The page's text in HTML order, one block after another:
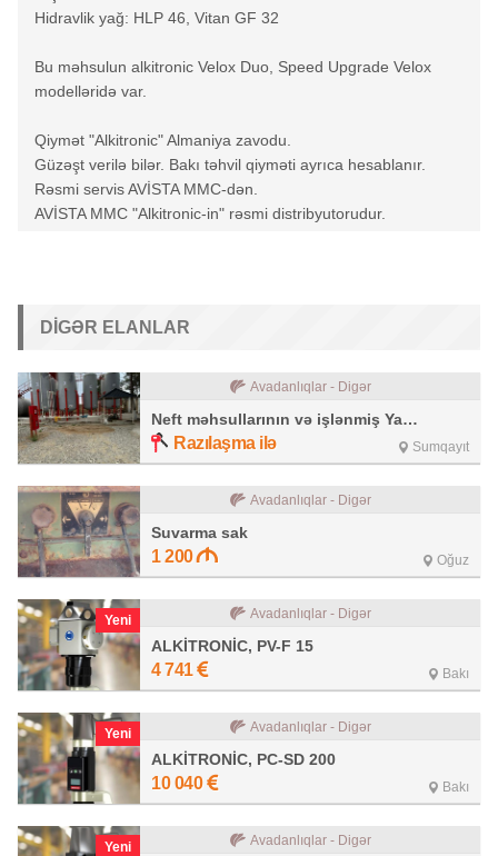
Hidravlik yağ: HLP 46, Vitan GF 32
Bu məhsulun alkitronic Velox Duo, Speed Upgrade Velox
modelləridə var.
Qiymət "Alkitronic" Almaniya zavodu.
Güzəşt verilə bilər. Bakı təhvil qiyməti ayrıca hesablanır.
Rəsmi servis AVİSTA MMC-dən.
AVİSTA MMC "Alkitronic-in" rəsmi distribyutorudur.
DIGƏR ELANLAR
Avadanlıqlar - Digər
Neft məhsullarının və işlənmiş Yağların təkrar emalı zavodu
Razılaşma ilə Sumqayıt
Avadanlıqlar - Digər
Suvarma sak
1 200 Oğuz
Yeni Avadanlıqlar - Digər
ALKİTRONİC, PV-F 15
4 741 Bakı
Yeni Avadanlıqlar - Digər
ALKİTRONİC, PC-SD 200
10 040 Bakı
Yeni Avadanlıqlar - Digər